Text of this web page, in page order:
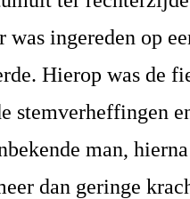
was ingereden op
Hierop was de
stemverheffingen
man,
dan geringe